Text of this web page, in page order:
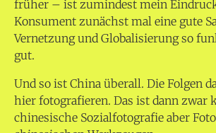
früher – ist zumindest mein
Konsument zunächst mal eine gute
Vernetzung und Globalisierung so
gut.
Und so ist China überall. Die Folgen
hier fotografieren. Das ist dann zwar
chinesische Sozialfotografie aber